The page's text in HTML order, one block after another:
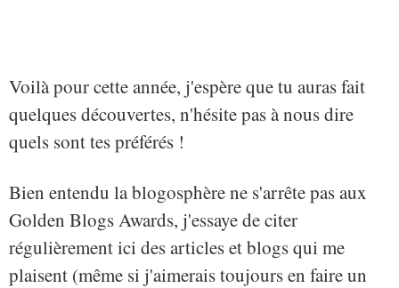
Voilà pour cette année, j'espère que tu auras fait
quelques découvertes, n'hésite pas à nous dire
quels sont tes préférés !
Bien entendu la blogosphère ne s'arrête pas aux
Golden Blogs Awards, j'essaye de citer
régulièrement ici des articles et blogs qui me
plaisent (même si j'aimerais toujours en faire un